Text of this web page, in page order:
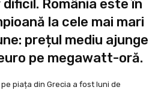
România este în
la cele mai mari
prețul mediu ajunge
pe megawatt-oră.
piața din Grecia a fost luni de